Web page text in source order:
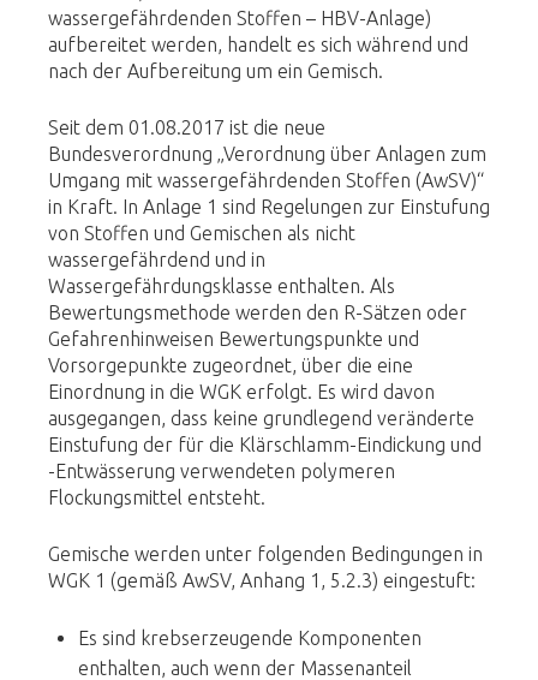
wassergefährdenden Stoffen – HBV-Anlage)
aufbereitet werden, handelt es sich während und
nach der Aufbereitung um ein Gemisch.
Seit dem 01.08.2017 ist die neue
Bundesverordnung „Verordnung über Anlagen zum
Umgang mit wassergefährdenden Stoffen (AwSV)“
in Kraft. In Anlage 1 sind Regelungen zur Einstufung
von Stoffen und Gemischen als nicht
wassergefährdend und in
Wassergefährdungsklasse enthalten. Als
Bewertungsmethode werden den R-Sätzen oder
Gefahrenhinweisen Bewertungspunkte und
Vorsorgepunkte zugeordnet, über die eine
Einordnung in die WGK erfolgt. Es wird davon
ausgegangen, dass keine grundlegend veränderte
Einstufung der für die Klärschlamm-Eindickung und
-Entwässerung verwendeten polymeren
Flockungsmittel entsteht.
Gemische werden unter folgenden Bedingungen in
WGK 1 (gemäß AwSV, Anhang 1, 5.2.3) eingestuft:
Es sind krebserzeugende Komponenten
enthalten, auch wenn der Massenanteil